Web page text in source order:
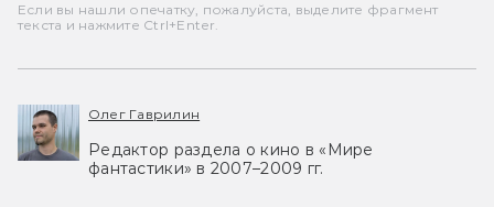
Если вы нашли опечатку, пожалуйста, выделите фрагмент
текста и нажмите Ctrl+Enter.
Олег Гаврилин
Редактор раздела о кино в «Мире
фантастики» в 2007–2009 гг.